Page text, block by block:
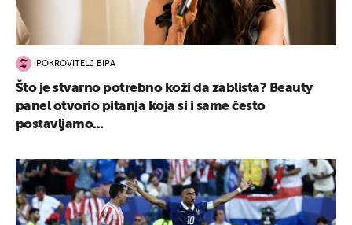
POKROVITELJ BIPA
Što je stvarno potrebno koži da zablista? Beauty
panel otvorio pitanja koja si i same često
postavljamo...